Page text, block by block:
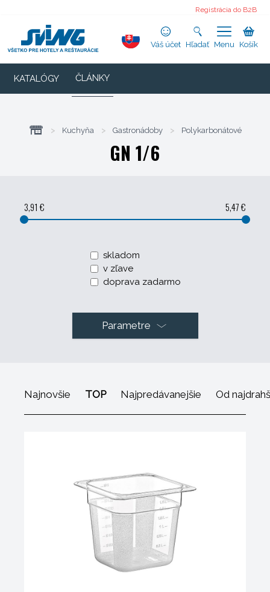
Registrácia do B2B
Váš účet Hľadať Menu Košík
KATALÓGY ČLÁNKY
> Kuchyňa > Gastronádoby > Polykarbonátové
GN 1/6
3,91 € 5,47 €
skladom
v zľave
doprava zadarmo
Parametre
Najnovšie TOP Najpredávanejšie Od